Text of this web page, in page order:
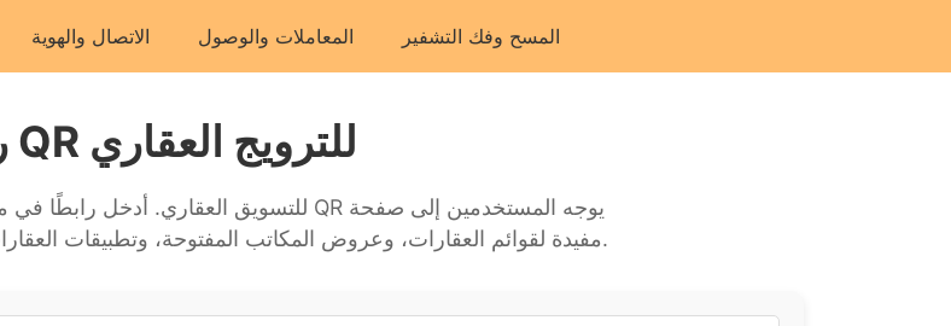
الاتصال والهوية المعاملات والوصول المسح وفك التشفير
رموز QR للترويج العقاري
ويب معينة. هذه الرموز QR مفيدة لقوائم العقارات، وعروض المكاتب المفتوحة، وتطبيقات العقارات الأخرى.